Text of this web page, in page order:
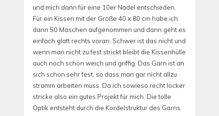
und mich dann für eine 10er Nadel entschieden.
Für ein Kissen mit der Größe 40 x 80 cm habe ich
dann 50 Maschen aufgenommen und dann geht es
einfach glatt rechts voran. Schwer ist das nicht und
wenn man nicht zu fest strickt bleibt die Kissenhülle
auch noch schön weich und griffig. Das Garn ist an
sich schon sehr fest, so dass man gar nicht allzu
stramm arbeiten muss. Da ich sowieso recht locker
stricke also ein gutes Projekt für mich. Die tolle
Optik entsteht durch die Kordelstruktur des Garns.